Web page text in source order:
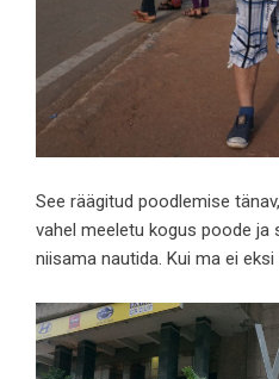
See räägitud poodlemise
vahel meeletu kogus poode
niisama nautida. Kui ma ei